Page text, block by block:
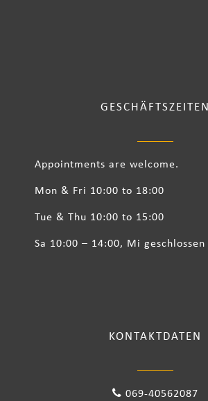
GESCHÄFTSZEITEN
Appointments are welcome.
Mon & Fri 10:00 to 18:00
Tue & Thu 10:00 to 15:00
Sa 10:00 – 14:00, Mi geschlossen
KONTAKTDATEN
069-40562087